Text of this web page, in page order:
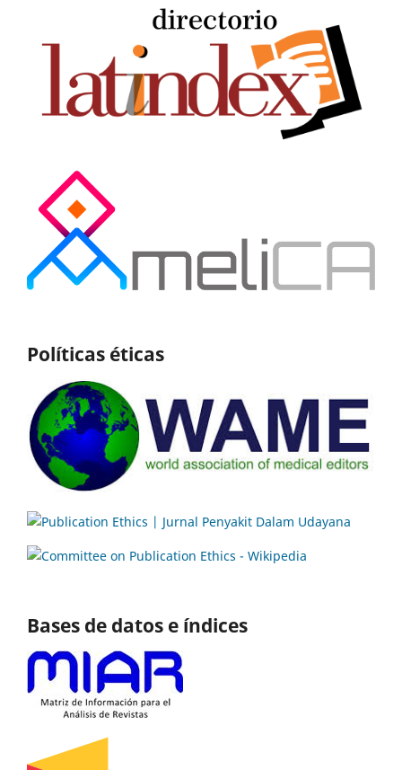
Políticas éticas
Bases de datos e índices